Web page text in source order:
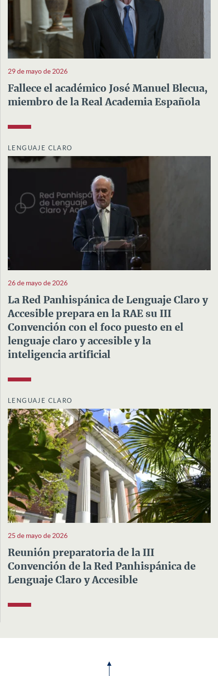
29 de mayo de 2026
Fallece el académico José Manuel Blecua,
miembro de la Real Academia Española
LENGUAJE CLARO
26 de mayo de 2026
La Red Panhispánica de Lenguaje Claro y
Accesible prepara en la RAE su III
Convención con el foco puesto en el
lenguaje claro y accesible y la
inteligencia artificial
LENGUAJE CLARO
25 de mayo de 2026
Reunión preparatoria de la III
Convención de la Red Panhispánica de
Lenguaje Claro y Accesible